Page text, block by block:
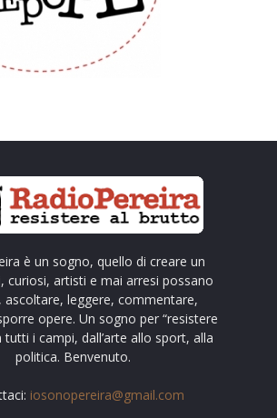
è un sogno, quello di creare un
curiosi, artisti e mai arresi possano
ascoltare, leggere, commentare,
opere. Un sogno per “resistere
tutti i campi, dall’arte allo sport, alla
politica. Benvenuto.
iosonopereira@gmail.com